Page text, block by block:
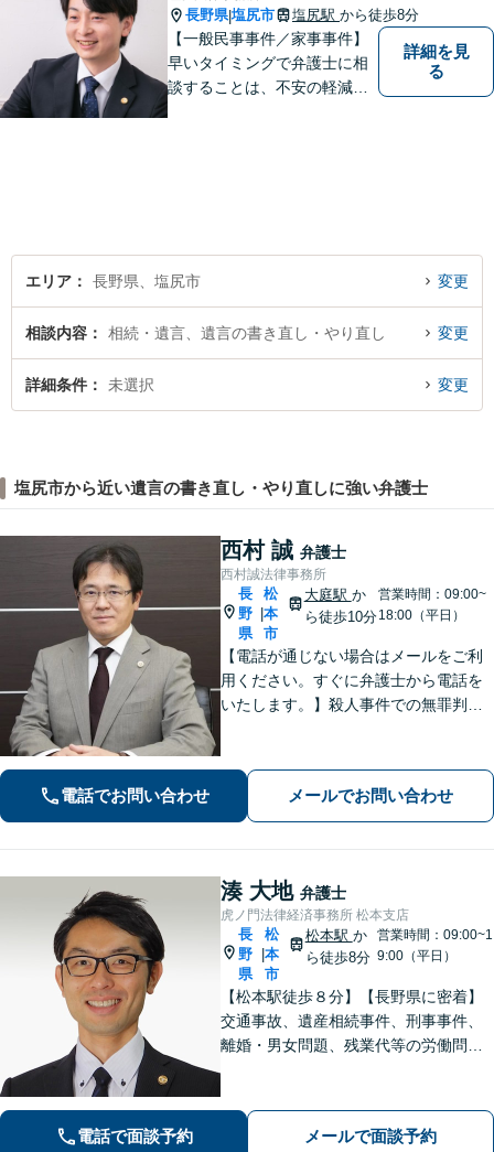
長野県|塩尻市 塩尻駅 から徒歩8分
【一般民事事件／家事事件】
早いタイミングで弁護士に相
談することは、不安の軽減、
詳細を見
る
エリア 長野県、塩尻市 変更
相談内容 相続・遺言、遺言の書き直し・やり直し 変更
詳細条件 未選択 変更
塩尻市から近い遺言の書き直し・やり直しに強い弁護士
西村 誠 弁護士
西村誠法律事務所
長
野
県
|
松
本
市
大庭駅 か
ら徒歩10分
営業時間：09:00~
18:00（平日）
【電話が通じない場合はメールをご利
用ください。すぐに弁護士から電話を
いたします。】殺人事件での無罪判決
員、裁判員裁判対応可、夜間休日対応
可能、専用駐車場あり（無料）
電話でお問い合わせ メールでお問い合わせ
湊 大地 弁護士
虎ノ門法律経済事務所 松本支店
長
野
県
松
本
市
松本駅 か
ら徒歩8分
営業時間：09:00~1
9:00（平日）
【松本駅徒歩８分】【長野県に密着】
交通事故、遺産相続事件、刑事事件、
離婚・男女問題、残業代等の労働問題
頼者様と共に歩みます。お一人で悩ま
ず是非ご相談ください。
電話で面談予約 メールで面談予約